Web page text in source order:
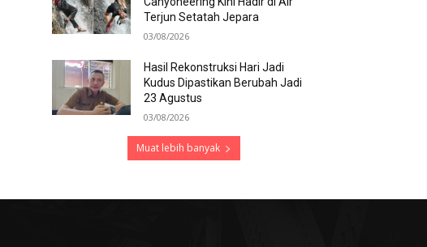
Terjun Setatah Jepara
03/08/2026
Hasil Rekonstruksi Hari Jadi
Kudus Dipastikan Berubah Jadi
23 Agustus
03/08/2026
Muat lebih banyak